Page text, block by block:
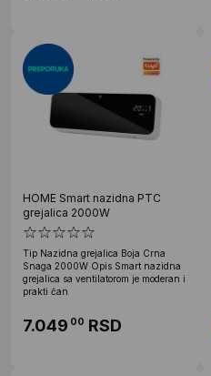
HOME Smart nazidna PTC
grejalica 2000W
Tip Nazidna grejalica Boja Crna
Snaga 2000W Opis Smart nazidna
grejalica sa ventilatorom je moderan i
prakti čan
7.049 00 RSD